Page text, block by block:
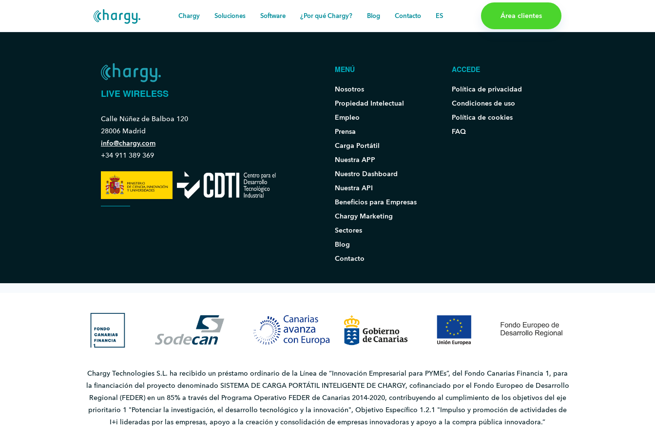
Chargy Soluciones Software ¿Por qué Chargy? Blog Contacto ES Área clientes
LIVE WIRELESS
Calle Núñez de Balboa 120
28006 Madrid
info@chargy.com
+34 911 389 369
MENÚ
Nosotros
Propiedad Intelectual
Empleo
Prensa
Carga Portátil
Nuestra APP
Nuestro Dashboard
Nuestra API
Beneficios para Empresas
Chargy Marketing
Sectores
Blog
Contacto
ACCEDE
Política de privacidad
Condiciones de uso
Política de cookies
FAQ
Chargy Technologies S.L. ha recibido un préstamo ordinario de la Línea de “Innovación Empresarial para PYMEs”, del Fondo Canarias Financia 1, para
la financiación del proyecto denominado SISTEMA DE CARGA PORTÁTIL INTELIGENTE DE CHARGY, cofinanciado por el Fondo Europeo de Desarrollo
Regional (FEDER) en un 85% a través del Programa Operativo FEDER de Canarias 2014-2020, contribuyendo al cumplimiento de los objetivos del eje
prioritario 1 "Potenciar la investigación, el desarrollo tecnológico y la innovación", Objetivo Específico 1.2.1 "Impulso y promoción de actividades de
I+i lideradas por las empresas, apoyo a la creación y consolidación de empresas innovadoras y apoyo a la compra pública innovadora.”